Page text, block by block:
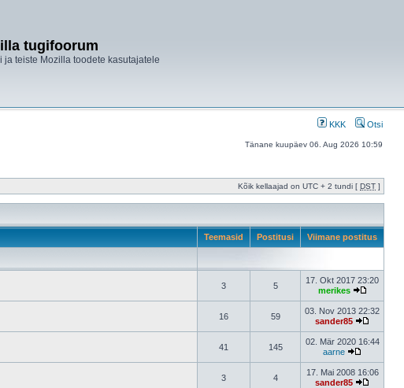
tugifoorum
ja teiste Mozilla toodete kasutajatele
KKK Otsi
Tänane kuupäev 06. Aug 2026 10:59
Kõik kellaajad on UTC + 2 tundi [ DST ]
Teemasid Postitusi Viimane postitus
3 5
17. Okt 2017 23:20
merikes
16 59
03. Nov 2013 22:32
sander85
41 145
02. Mär 2020 16:44
aarne
3 4
17. Mai 2008 16:06
sander85